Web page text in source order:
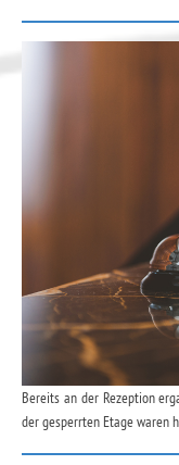
Bereits an der Rezeption
der gesperrten Etage waren